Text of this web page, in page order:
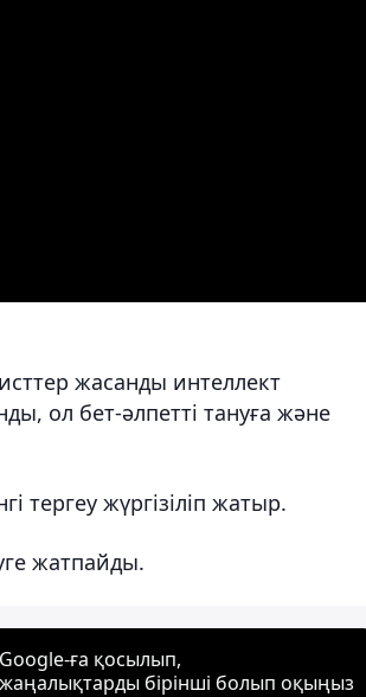
жасанды интеллект
ол бет-әлпетті тануға және
тергеу жүргізіліп жатыр.
жатпайды.
Google-ға қосылып,
жаңалықтарды бірінші болып оқыңыз